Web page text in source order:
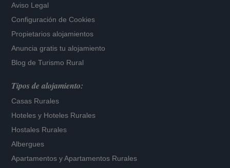
Aviso Legal
Configuración de Cookies
Propietarios alojamientos
Anuncia gratis tu alojamiento
Blog de Turismo Rural
Tipos de alojamiento:
Casas Rurales
Hoteles y Hoteles Rurales
Hostales Rurales
Albergues
Apartamentos yApartamentos Rurales